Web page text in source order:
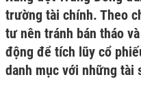
trường tài chính. Theo
tư nên tránh bán tháo
động để tích lũy cổ
danh mục với những tài